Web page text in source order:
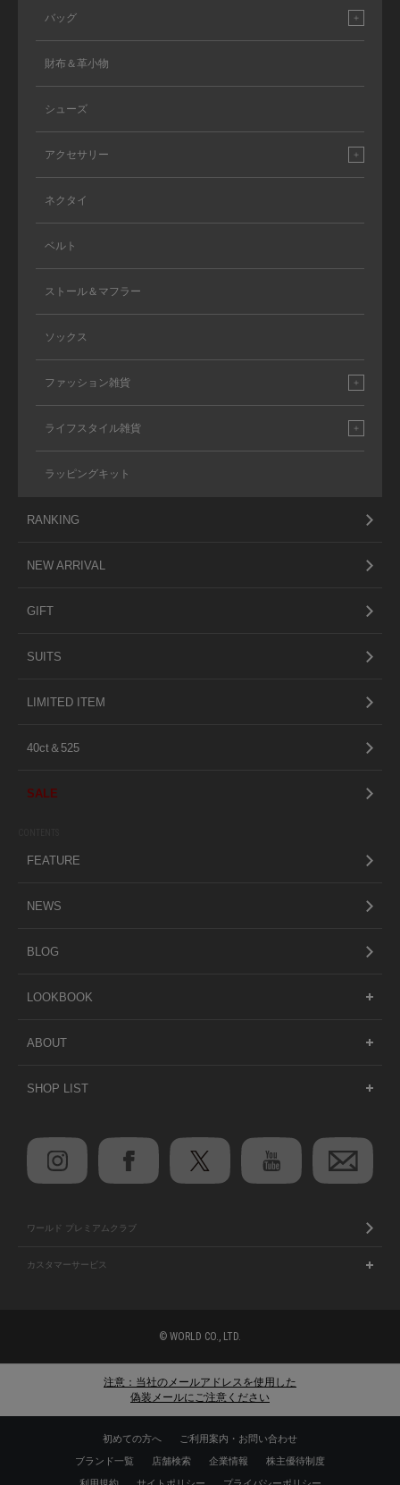
バッグ
財布＆革小物
シューズ
アクセサリー
ネクタイ
ベルト
ストール＆マフラー
ソックス
ファッション雑貨
ライフスタイル雑貨
ラッピングキット
RANKING
NEW ARRIVAL
GIFT
SUITS
LIMITED ITEM
40ct＆525
SALE
FEATURE
NEWS
BLOG
LOOKBOOK
ABOUT
SHOP LIST
ワールド プレミアムクラブ
カスタマーサービス
© WORLD CO., LTD.
注意：当社のメールアドレスを使用した
偽装メールにご注意ください
初めての方へ ご利用案内・お問い合わせ
ブランド一覧 店舗検索 企業情報 株主優待制度